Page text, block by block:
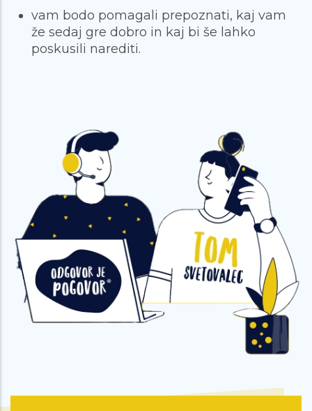
vam bodo pomagali prepoznati, kaj vam
že sedaj gre dobro in kaj bi še lahko
poskusili narediti.